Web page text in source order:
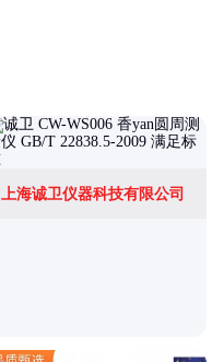
上海诚卫仪器科技有限公司